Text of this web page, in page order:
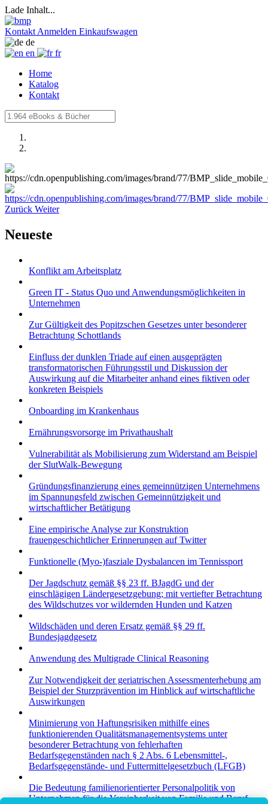
Lade Inhalt...
Kontakt Anmelden Einkaufswagen
de
en
fr
Home
Katalog
Kontakt
Zurück Weiter
Neueste
Konflikt am Arbeitsplatz
Green IT - Status Quo und Anwendungsmöglichkeiten in
Unternehmen
Zur Gültigkeit des Popitzschen Gesetzes unter besonderer
Betrachtung Schottlands
Einfluss der dunklen Triade auf einen ausgeprägten
transformatorischen Führungsstil und Diskussion der
Auswirkung auf die Mitarbeiter anhand eines fiktiven oder
konkreten Beispiels
Onboarding im Krankenhaus
Ernährungsvorsorge im Privathaushalt
Vulnerabilität als Mobilisierung zum Widerstand am Beispiel
der SlutWalk-Bewegung
Gründungsfinanzierung eines gemeinnützigen Unternehmens
im Spannungsfeld zwischen Gemeinnützigkeit und
wirtschaftlicher Betätigung
Eine empirische Analyse zur Konstruktion
frauengeschichtlicher Erinnerungen auf Twitter
Funktionelle (Myo-)fasziale Dysbalancen im Tennissport
Der Jagdschutz gemäß §§ 23 ff. BJagdG und der
einschlägigen Ländergesetzgebung; mit vertiefter Betrachtung
des Wildschutzes vor wildernden Hunden und Katzen
Wildschäden und deren Ersatz gemäß §§ 29 ff.
Bundesjagdgesetz
Anwendung des Multigrade Clinical Reasoning
Zur Notwendigkeit der geriatrischen Assessmenterhebung am
Beispiel der Sturzprävention im Hinblick auf wirtschaftliche
Auswirkungen
Minimierung von Haftungsrisiken mithilfe eines
funktionierenden Qualitätsmanagementsystems unter
besonderer Betrachtung von fehlerhaften
Bedarfsgegenständen nach § 2 Abs. 6 Lebensmittel-,
Bedarfsgegenstände- und Futtermittelgesetzbuch (LFGB)
Die Bedeutung familienorientierter Personalpolitik von
Unternehmen für die Vereinbarkeit von Familie und Beruf